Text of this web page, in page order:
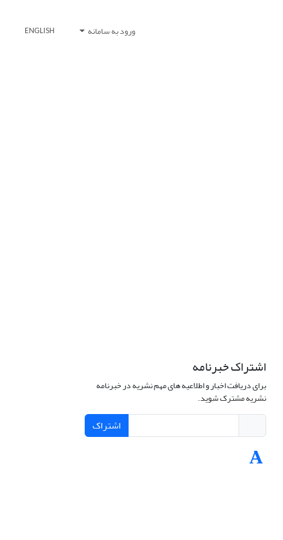
ورود به سامانه ENGLISH
اشتراک خبرنامه
برای دریافت اخبار و اطلاعیه های مهم نشریه در خبرنامه
نشریه مشترک شوید.
اشتراک